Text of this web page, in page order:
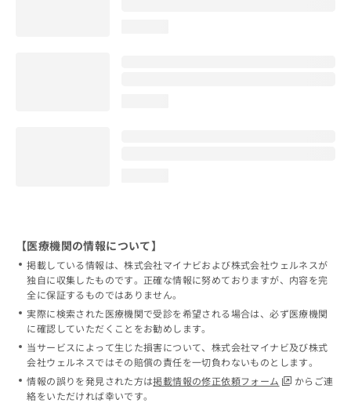
【医療機関の情報について】
掲載している情報は、株式会社マイナビおよび株式会社ウェルネスが
独自に収集したものです。正確な情報に努めておりますが、内容を完
全に保証するものではありません。
実際に検索された医療機関で受診を希望される場合は、必ず医療機関
に確認していただくことをお勧めします。
当サービスによって生じた損害について、株式会社マイナビ及び株式
会社ウェルネスではその賠償の責任を一切負わないものとします。
情報の誤りを発見された方は掲載情報の修正依頼フォーム
からご連
絡をいただければ幸いです。